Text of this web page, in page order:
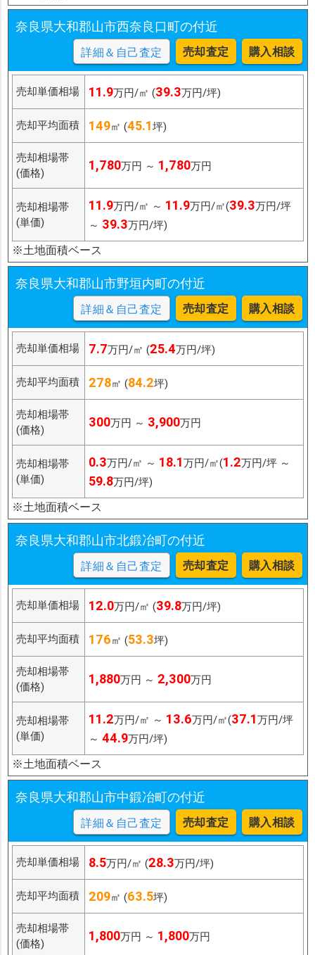
奈良県大和郡山市西奈良口町の付近
詳細＆自己査定 売却査定 購入相談
売却単価相場 11.9万円/㎡ (39.3万円/坪)
売却平均面積 149㎡ (45.1坪)
売却相場帯
(価格)
1,780万円 ～ 1,780万円
売却相場帯
(単価)
11.9万円/㎡ ～ 11.9万円/㎡(39.3万円/坪
～ 39.3万円/坪)
※土地面積ベース
奈良県大和郡山市野垣内町の付近
詳細＆自己査定 売却査定 購入相談
売却単価相場 7.7万円/㎡ (25.4万円/坪)
売却平均面積 278㎡ (84.2坪)
売却相場帯
(価格)
300万円 ～ 3,900万円
売却相場帯
(単価)
0.3万円/㎡ ～ 18.1万円/㎡(1.2万円/坪 ～
59.8万円/坪)
※土地面積ベース
奈良県大和郡山市北鍛冶町の付近
詳細＆自己査定 売却査定 購入相談
売却単価相場 12.0万円/㎡ (39.8万円/坪)
売却平均面積 176㎡ (53.3坪)
売却相場帯
(価格)
1,880万円 ～ 2,300万円
売却相場帯
(単価)
11.2万円/㎡ ～ 13.6万円/㎡(37.1万円/坪
～ 44.9万円/坪)
※土地面積ベース
奈良県大和郡山市中鍛冶町の付近
詳細＆自己査定 売却査定 購入相談
売却単価相場 8.5万円/㎡ (28.3万円/坪)
売却平均面積 209㎡ (63.5坪)
売却相場帯
(価格)
1,800万円 ～ 1,800万円